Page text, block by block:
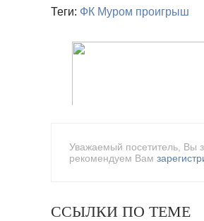
Теги: ФК Муром проигрыш
Уважаемый посетитель, Вы
рекомендуем Вам
ССЫЛКИ ПО ТЕМЕ